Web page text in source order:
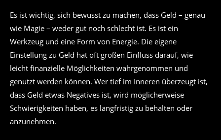
Es ist wichtig, sich bewusst zu machen, dass Geld – genau
wie Magie – weder gut noch schlecht ist. Es ist ein
Werkzeug und eine Form von Energie. Die eigene
Einstellung zu Geld hat oft großen Einfluss darauf, wie
leicht finanzielle Möglichkeiten wahrgenommen und
genutzt werden können. Wer tief im Inneren überzeugt ist,
dass Geld etwas Negatives ist, wird möglicherweise
Schwierigkeiten haben, es langfristig zu behalten oder
anzunehmen.